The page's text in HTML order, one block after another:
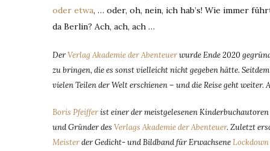
oder etwa, … oder, oh, nein, ich hab’s! Wie immer
da Berlin? Ach, ach, ach …
DerVerlag Akademie der Abenteuerwurde Ende 2020
zu bringen, die es sonst vielleicht nicht gegeben hätte.
vielen Teilen der Welt erschienen – und die Reise geht weiter.
Boris Pfeifferist einer der meistgelesenen
und Gründer des Verlags Akademie der Abenteuer. Zuletzt
Meisterder Gedicht- und Bildband für Erwachsene